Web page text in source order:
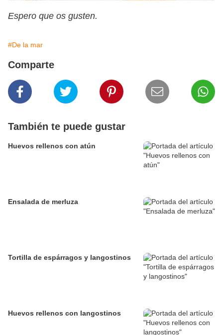
Espero que os gusten.
#De la mar
Comparte
También te puede gustar
Huevos rellenos con atún
Ensalada de merluza
Tortilla de espárragos y langostinos
Huevos rellenos con langostinos